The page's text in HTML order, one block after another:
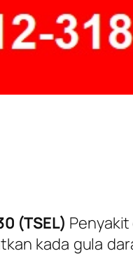
(TSEL)
kada gula